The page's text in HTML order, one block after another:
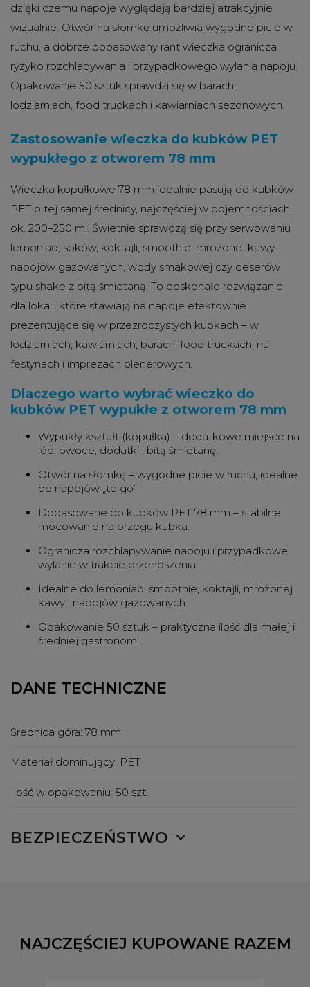
dzięki czemu napoje wyglądają bardziej atrakcyjnie
wizualnie. Otwór na słomkę umożliwia wygodne picie w
ruchu, a dobrze dopasowany rant wieczka ogranicza
ryzyko rozchlapywania i przypadkowego wylania napoju.
Opakowanie 50 sztuk sprawdzi się w barach,
lodziarniach, food truckach i kawiarniach sezonowych.
Zastosowanie wieczka do kubków PET
wypukłego z otworem 78 mm
Wieczka kopułkowe 78 mm idealnie pasują do kubków
PET o tej samej średnicy, najczęściej w pojemnościach
ok. 200–250 ml. Świetnie sprawdzą się przy serwowaniu
lemoniad, soków, koktajli, smoothie, mrożonej kawy,
napojów gazowanych, wody smakowej czy deserów
typu shake z bitą śmietaną. To doskonałe rozwiązanie
dla lokali, które stawiają na napoje efektownie
prezentujące się w przezroczystych kubkach – w
lodziarniach, kawiarniach, barach, food truckach, na
festynach i imprezach plenerowych.
Dlaczego warto wybrać wieczko do
kubków PET wypukłe z otworem 78 mm
Wypukły kształt (kopułka) – dodatkowe miejsce na
lód, owoce, dodatki i bitą śmietanę.
Otwór na słomkę – wygodne picie w ruchu, idealne
do napojów „to go”.
Dopasowane do kubków PET 78 mm – stabilne
mocowanie na brzegu kubka.
Ogranicza rozchlapywanie napoju i przypadkowe
wylanie w trakcie przenoszenia.
Idealne do lemoniad, smoothie, koktajli, mrożonej
kawy i napojów gazowanych.
Opakowanie 50 sztuk – praktyczna ilość dla małej i
średniej gastronomii.
DANE TECHNICZNE
Średnica góra: 78 mm
Materiał dominujący: PET
Ilość w opakowaniu: 50 szt.
BEZPIECZEŃSTWO
NAJCZĘŚCIEJ KUPOWANE RAZEM